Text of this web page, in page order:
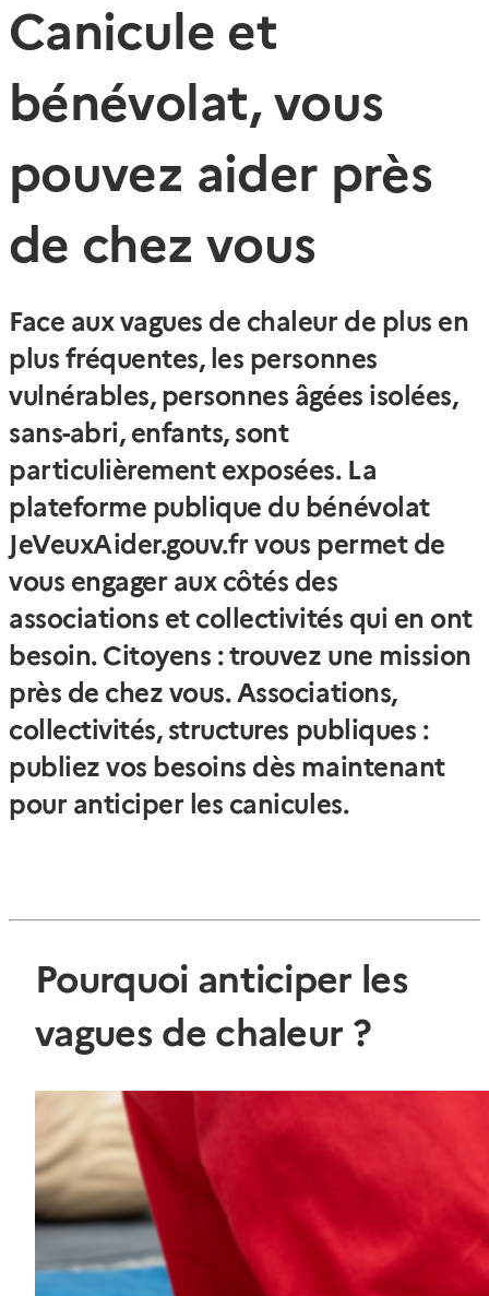
Canicule et
bénévolat, vous
pouvez aider près
de chez vous
Face aux vagues de chaleur de plus en
plus fréquentes, les personnes
vulnérables, personnes âgées isolées,
sans-abri, enfants, sont
particulièrement exposées. La
plateforme publique du bénévolat
JeVeuxAider.gouv.fr vous permet de
vous engager aux côtés des
associations et collectivités qui en ont
besoin. Citoyens : trouvez une mission
près de chez vous. Associations,
collectivités, structures publiques :
publiez vos besoins dès maintenant
pour anticiper les canicules.
Pourquoi anticiper les
vagues de chaleur ?